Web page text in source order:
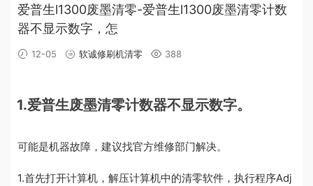
爱普生l1300废墨清零-爱普生l1300废墨清零计数
器不显示数字，怎
12-05 软诚修刷机清零 388
1.爱普生废墨清零计数器不显示数字。
可能是机器故障，建议找官方维修部门解决。
1.首先打开计算机，解压计算机中的清零软件，执行程序Adj